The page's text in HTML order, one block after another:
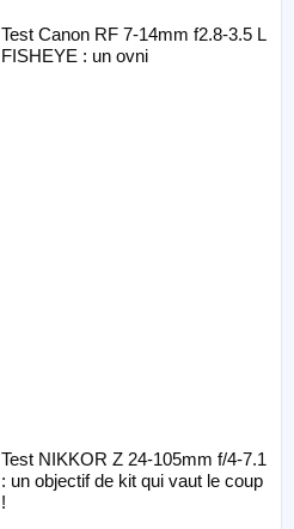
Test Canon RF 7-14mm f2.8-3.5 L
FISHEYE : un ovni
Test NIKKOR Z 24-105mm f/4-7.1
: un objectif de kit qui vaut le coup
!